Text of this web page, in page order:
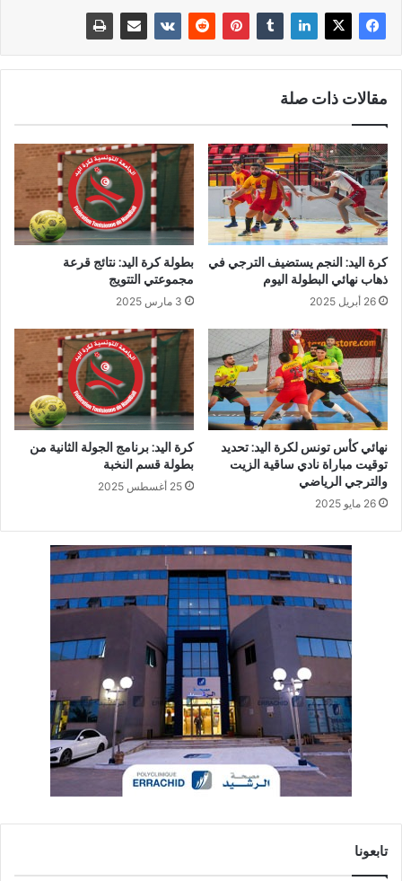
مقالات ذات صلة
كرة اليد: النجم يستضيف الترجي في
ذهاب نهائي البطولة اليوم
26 أبريل 2025
بطولة كرة اليد: نتائج قرعة
مجموعتي التتويج
3 مارس 2025
نهائي كأس تونس لكرة اليد: تحديد
توقيت مباراة نادي ساقية الزيت
والترجي الرياضي
26 مايو 2025
كرة اليد: برنامج الجولة الثانية من
بطولة قسم النخبة
25 أغسطس 2025
تابعونا